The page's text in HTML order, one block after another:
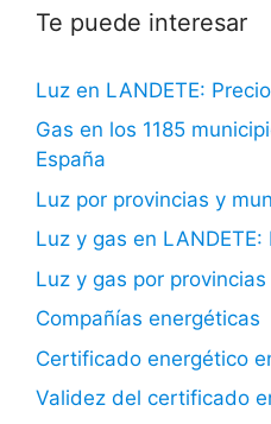
Te puede interesar
Luz en LANDETE:
Gas en los 1185
España
Luz por provincias y
Luz y gas en
Luz y gas por
Compañías energéticas
Certificado energético
Validez del certificado